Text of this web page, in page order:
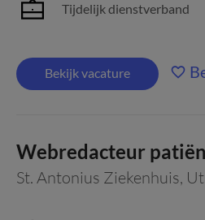
Tijdelijk dienstverband
Bekijk vacature
Webredacteur
St. Antonius Ziekenhuis,